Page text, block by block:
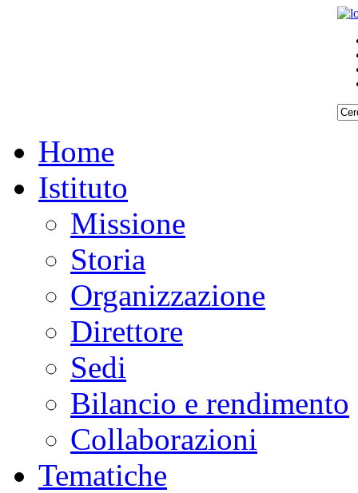
Home
Istituto
Missione
Storia
Organizzazione
Direttore
Sedi
Bilancio e rendimento
Collaborazioni
Tematiche